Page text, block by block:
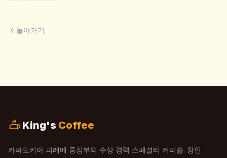
돌아가기
King's Coffee
카파도키아 괴레메 중심부의 수상 경력 스페셜티 커피숍. 장인